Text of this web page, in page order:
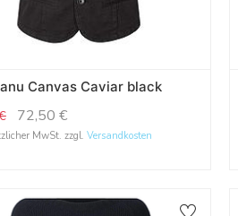
Canvas Caviar black
72,50 €
MwSt. zzgl. Versandkosten